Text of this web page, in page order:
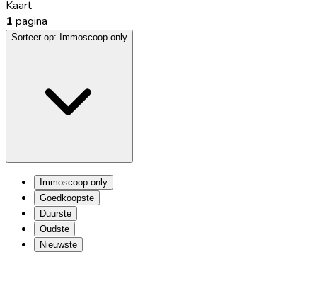
Kaart
1 pagina
Sorteer op: Immoscoop only
Immoscoop only
Goedkoopste
Duurste
Oudste
Nieuwste